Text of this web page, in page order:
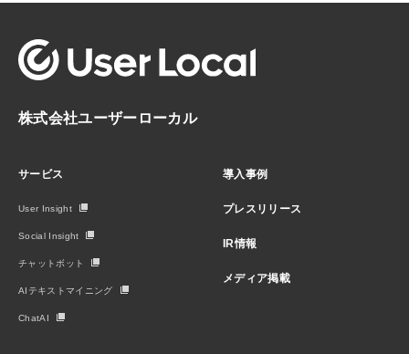
株式会社ユーザーローカル
サービス
User Insight
Social Insight
チャットボット
AIテキストマイニング
ChatAI
導入事例
プレスリリース
IR情報
メディア掲載